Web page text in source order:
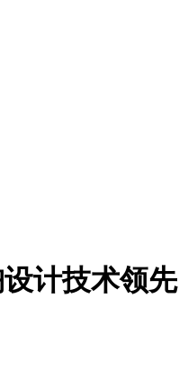
计技术领先